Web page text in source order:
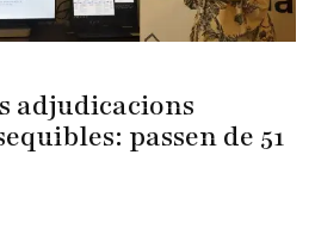
adjudicacions
passen de 51